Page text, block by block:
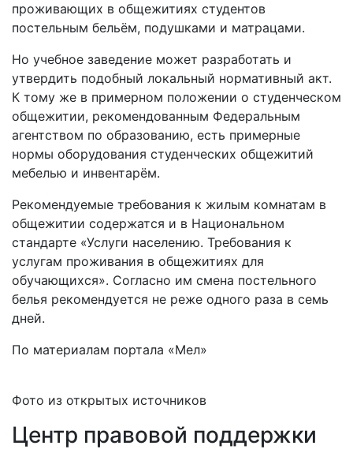
проживающих в общежитиях студентов
постельным бельём, подушками и матрацами.
Но учебное заведение может разработать и
утвердить подобный локальный нормативный акт.
К тому же в примерном положении о студенческом
общежитии, рекомендованным Федеральным
агентством по образованию, есть примерные
нормы оборудования студенческих общежитий
мебелью и инвентарём.
Рекомендуемые требования к жилым комнатам в
общежитии содержатся и в Национальном
стандарте «Услуги населению. Требования к
услугам проживания в общежитиях для
обучающихся». Согласно им смена постельного
белья рекомендуется не реже одного раза в семь
дней.
По материалам портала «Мел»
Фото из открытых источников
Центр правовой поддержки